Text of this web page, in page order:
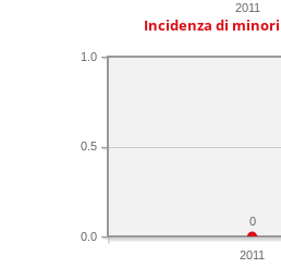
2011
Incidenza di
2011
0.0
0.5
1.0
0